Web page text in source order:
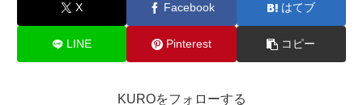
X Facebook はてブ
LINE Pinterest コピー
KUROをフォローする